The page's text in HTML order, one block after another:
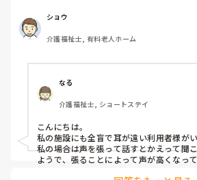
現在、私は「大きな声で、ゆっくり耳
う方法で対応しています。
聞き取れると安心していただける方な
かり、痛めてしまうことがあります。
みなさんの職場で、このような方と関
ことや、喉に負担をかけずに意思疎通
よろしくお願いします。
ショウ
介護福祉士, 有料老人ホーム
なる
介護福祉士, ショートステイ
こんにちは。
私の施設にも全盲で耳が遠い利用者様がい
私の場合は声を張って話すとかえって聞
ようで、張ることによって声が高くなっ